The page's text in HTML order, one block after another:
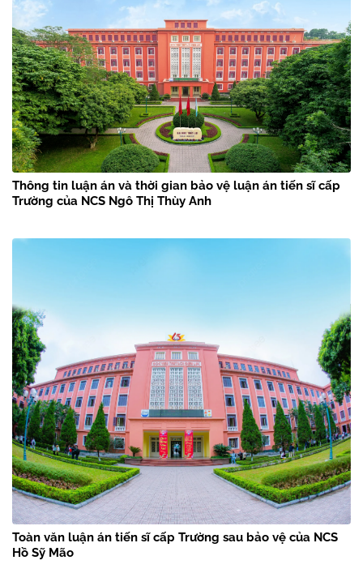
Thông tin luận án và thời gian bảo vệ luận án tiến sĩ cấp
Trường của NCS Ngô Thị Thùy Anh
Toàn văn luận án tiến sĩ cấp Trường sau bảo vệ của NCS
Hồ Sỹ Mão